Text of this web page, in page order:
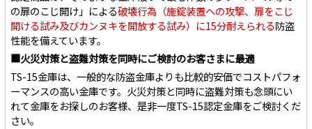
の扉のこじ開け」による破壊行為（施錠装置への攻撃、扉をこじ
開ける試み及びカンヌキを開放する試み）に15分耐えられる防盗
性能を備えています。
■火災対策と盗難対策を同時にご検討のお客さまに最適
TS-15金庫は、一般的な防盗金庫よりも比較的安価でコストパフォ
ーマンスの高い金庫です。火災対策と同時に盗難対策も念頭にい
れて金庫をお探しのお客様、是非一度TS-15認定金庫をご検討くだ
さい。